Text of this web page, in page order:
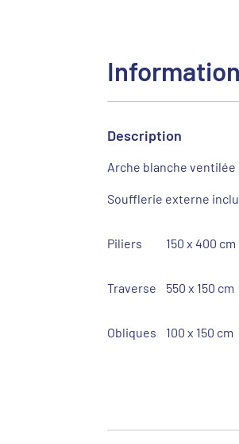
Description
Arche blanche ventilée
Soufflerie externe
Piliers 150 x 400 cm
Traverse 550 x 150 cm
Obliques 100 x 150 cm